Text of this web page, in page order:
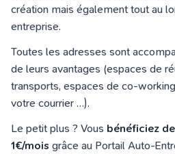
création mais également tout au
entreprise.
Toutes les adresses sont
de leurs avantages (espaces de
transports, espaces de co-
votre courrier …).
Le petit plus ? Vous bénéficiez
1€/mois grâce au Portail Auto-